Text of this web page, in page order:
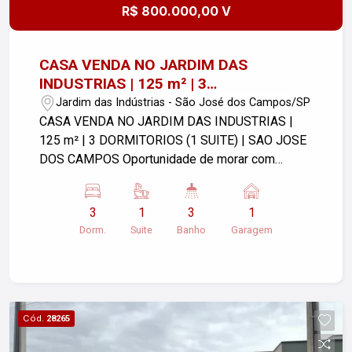
R$ 800.000,00 V
CASA VENDA NO JARDIM DAS
INDUSTRIAS | 125 m² | 3
DORMITORIOS (1 SUITE) | SAO JOSE
DOS CAMPOS
Jardim das Indústrias - São José dos Campos/SP
CASA VENDA NO JARDIM DAS INDUSTRIAS |
125 m² | 3 DORMITORIOS (1 SUITE) | SAO JOSE
DOS CAMPOS Oportunidade de morar com
desejados e tranquilos de São José dos
Campos! Esta excelente casa de 155 m² de área
construída oferece ambientes integrados e muito
de serviço coberta. Para os momentos de lazer
em família, o imóvel dispõe de um ótimo espaço
3
Dorm.
1
Suite
3
Banho
1
Garagem
Cód. 28265